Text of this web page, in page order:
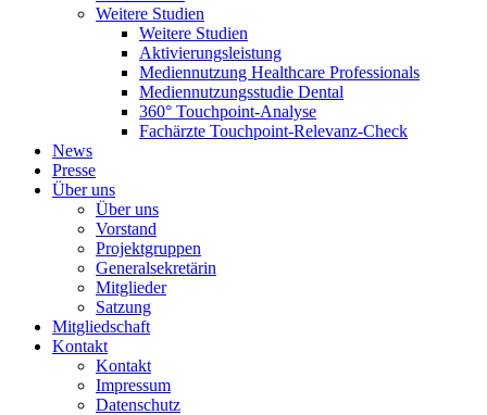
Weitere Studien
Weitere Studien
Aktivierungsleistung
Mediennutzung Healthcare Professionals
Mediennutzungsstudie Dental
360° Touchpoint-Analyse
Fachärzte Touchpoint-Relevanz-Check
News
Presse
Über uns
Über uns
Vorstand
Projektgruppen
Generalsekretärin
Mitglieder
Satzung
Mitgliedschaft
Kontakt
Kontakt
Impressum
Datenschutz